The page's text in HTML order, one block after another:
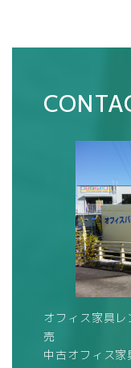
オフィス家具
売
中古オフィス